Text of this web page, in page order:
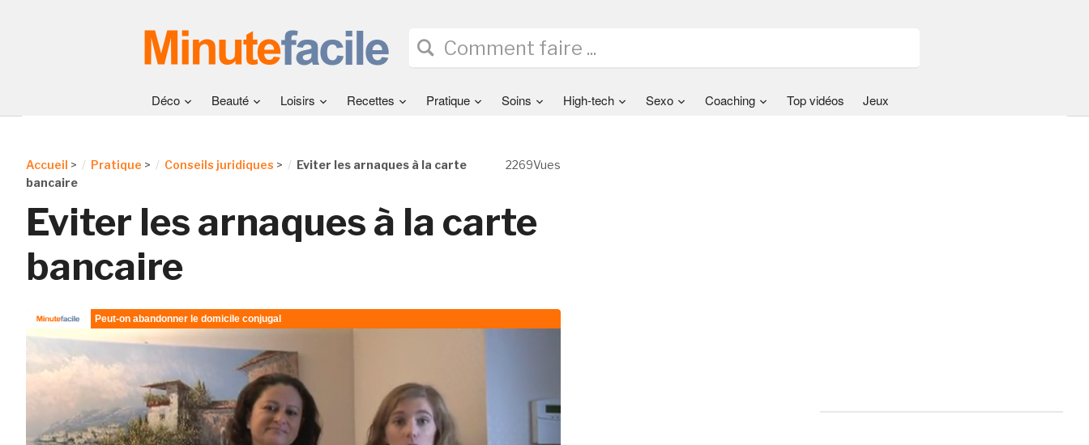
Déco Beauté Loisirs Recettes Pratique Soins High-tech Sexo Coaching Top vidéos Jeux
2269Vues
Accueil > Pratique > Conseils juridiques >
Eviter les arnaques à la carte
bancaire
Eviter les arnaques à la carte
bancaire